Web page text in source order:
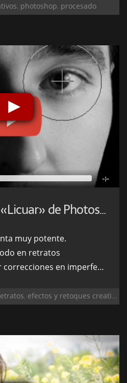
, photoshop, procesado
-:--
La herramienta «Licuar» de Photoshop y sus Posibilidades
muy potente.
en retratos
en imperfecciones morfológicas.
, efectos y retoques creativos